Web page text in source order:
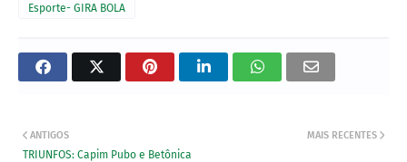
Esporte- GIRA BOLA
MAIS RECENTES
ANTIGOS
TRIUNFOS: Capim Pubo e Betônica